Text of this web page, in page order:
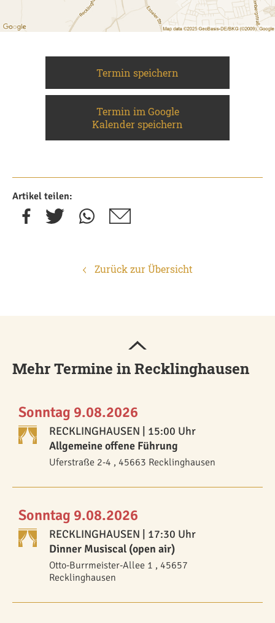
Termin speichern
Termin im Google
Kalender speichern
Artikel teilen:
Zurück zur Übersicht
Mehr Termine in Recklinghausen
Sonntag 9.08.2026
RECKLINGHAUSEN | 15:00 Uhr
Allgemeine offene Führung
Uferstraße 2-4 , 45663 Recklinghausen
Sonntag 9.08.2026
RECKLINGHAUSEN | 17:30 Uhr
Dinner Musiscal (open air)
Otto-Burrmeister-Allee 1 , 45657
Recklinghausen